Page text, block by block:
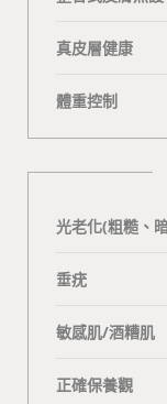
真皮層健康
體重控制
光老化(粗糙、
垂疣
敏感肌/酒糟肌
正確保養觀